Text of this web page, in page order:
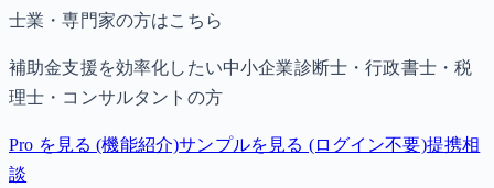
士業・専門家の方はこちら
補助金支援を効率化したい中小企業診断士・行政書士・税
理士・コンサルタントの方
Pro を見る (機能紹介)サンプルを見る (ログイン不要)提携相
談